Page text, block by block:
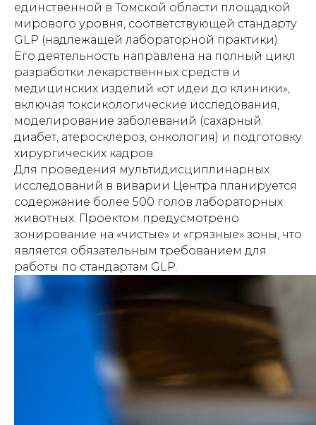
единственной в Томской области площадкой
мирового уровня, соответствующей стандарту
GLP (надлежащей лабораторной практики).
Его деятельность направлена на полный цикл
разработки лекарственных средств и
медицинских изделий «от идеи до клиники»,
включая токсикологические исследования,
моделирование заболеваний (сахарный
диабет, атеросклероз, онкология) и подготовку
хирургических кадров.
Для проведения мультидисциплинарных
исследований в виварии Центра планируется
содержание более 500 голов лабораторных
животных. Проектом предусмотрено
зонирование на «чистые» и «грязные» зоны, что
является обязательным требованием для
работы по стандартам GLP.